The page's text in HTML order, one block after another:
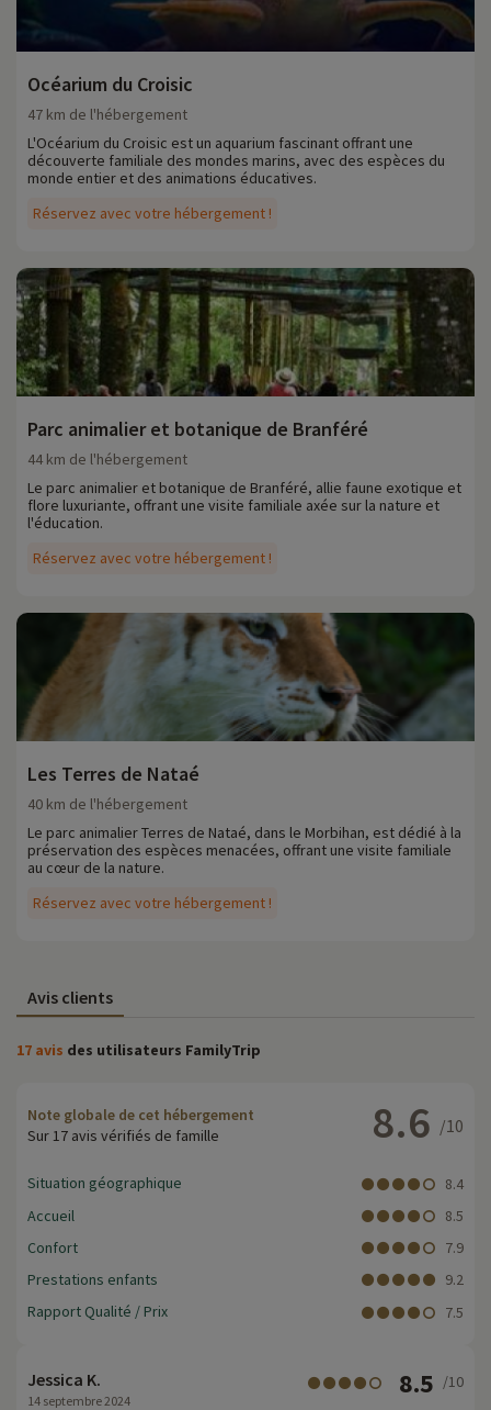
Océarium du Croisic
Réservez avec votre hébergement !
47 km de l'hébergement
L'Océarium du Croisic est un aquarium fascinant offrant une
découverte familiale des mondes marins, avec des espèces du
monde entier et des animations éducatives.
Parc animalier et botanique de Branféré
Réservez avec votre hébergement !
44 km de l'hébergement
Le parc animalier et botanique de Branféré, allie faune exotique et
flore luxuriante, offrant une visite familiale axée sur la nature et
l'éducation.
Les Terres de Nataé
Réservez avec votre hébergement !
40 km de l'hébergement
Le parc animalier Terres de Nataé, dans le Morbihan, est dédié à la
préservation des espèces menacées, offrant une visite familiale
au cœur de la nature.
Avis clients
17 avis des utilisateurs FamilyTrip
Note globale de cet hébergement
Sur 17 avis vérifiés de famille
8.6 /10
Situation géographique
8.4
Accueil
8.5
Confort
7.9
Prestations enfants
9.2
Rapport Qualité / Prix
7.5
Jessica K.
14 septembre 2024
8.5 /10